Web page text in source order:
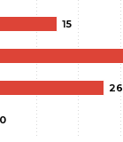
15
26
0